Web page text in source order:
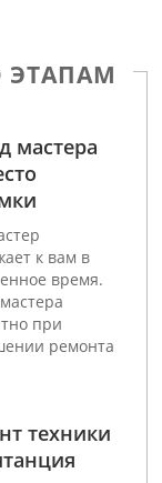
ЭТАПАМ
мастера
к вам в
время.
при
ремонта
техники